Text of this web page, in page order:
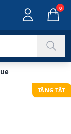
0
TẶNG TẤT